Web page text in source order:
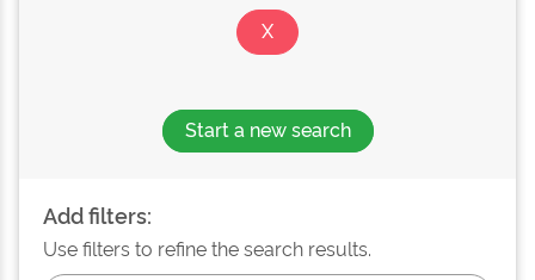
Start a new search
Add filters:
Use filters to refine the search results.